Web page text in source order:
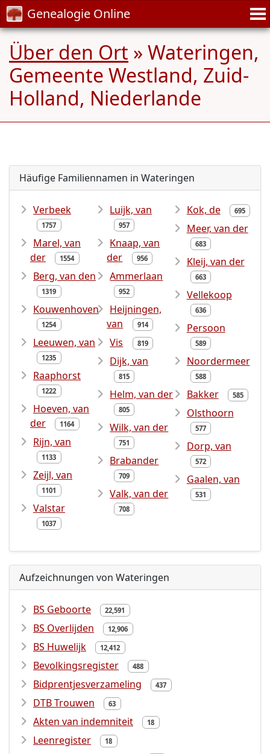
Genealogie Online
Über den Ort » Wateringen,
Gemeente Westland, Zuid-
Holland, Niederlande
Häufige Familiennamen in Wateringen
Verbeek
1757
Marel, van
der
1554
Berg, van den
1319
Kouwenhoven
1254
Leeuwen, van
1235
Raaphorst
1222
Hoeven, van
der
1164
Rijn, van
1133
Zeijl, van
1101
Valstar
1037
Luijk, van
957
Knaap, van
der
956
Ammerlaan
952
Heijningen,
van
914
Vis 819
Dijk, van
815
Helm, van der
805
Wilk, van der
751
Brabander
709
Valk, van der
708
Kok, de 695
Meer, van der
683
Kleij, van der
663
Vellekoop
636
Persoon
589
Noordermeer
588
Bakker 585
Olsthoorn
577
Dorp, van
572
Gaalen, van
531
Aufzeichnungen von Wateringen
BS Geboorte 22,591
BS Overlijden 12,906
BS Huwelijk 12,412
Bevolkingsregister 488
Bidprentjesverzameling 437
DTB Trouwen 63
Akten van indemniteit 18
Leenregister 18